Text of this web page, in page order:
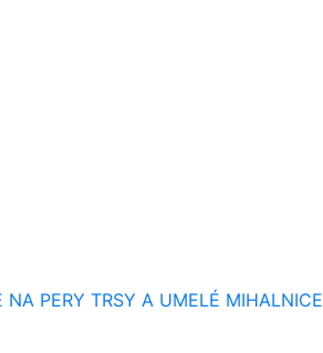
NA PERY TRSY A UMELÉ MIHALNICE